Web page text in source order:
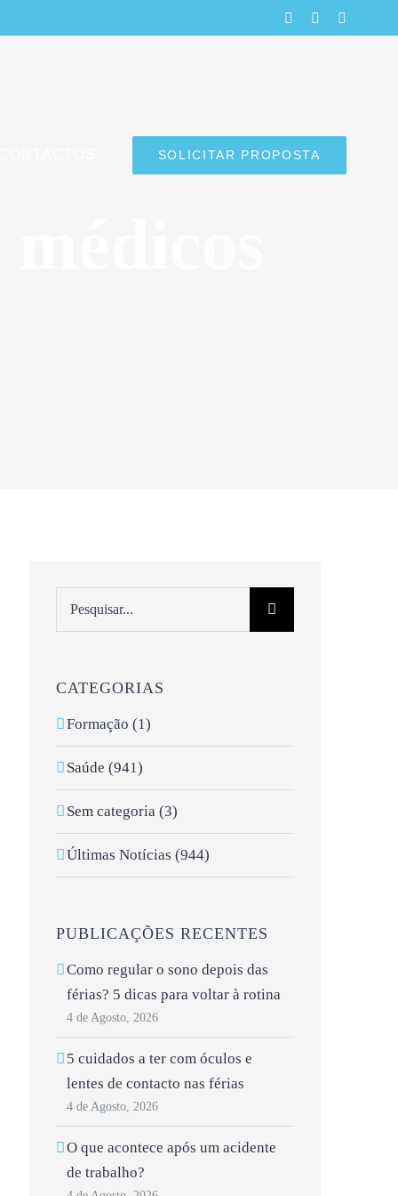
LinkedInFacebook
SOLICITAR PROPOSTA
CATEGORIAS
Formação (1)
Saúde (941)
Sem categoria (3)
Últimas Notícias (944)
PUBLICAÇÕES RECENTES
Como regular o sono depois das
férias? 5 dicas para voltar à rotina
4 de Agosto, 2026
5 cuidados a ter com óculos e
lentes de contacto nas férias
4 de Agosto, 2026
O que acontece após um acidente
de trabalho?